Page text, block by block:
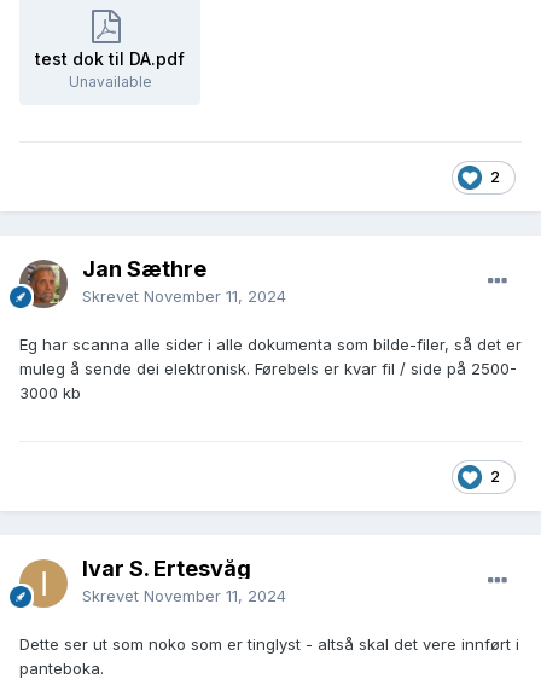
test dok til DA.pdf
Unavailable
2
Jan Sæthre
Skrevet November 11, 2024
Eg har scanna alle sider i alle dokumenta som bilde-filer, så det er
muleg å sende dei elektronisk. Førebels er kvar fil / side på 2500-
3000 kb
2
Ivar S. Ertesvåg
Skrevet November 11, 2024
Dette ser ut som noko som er tinglyst - altså skal det vere innført i
panteboka.